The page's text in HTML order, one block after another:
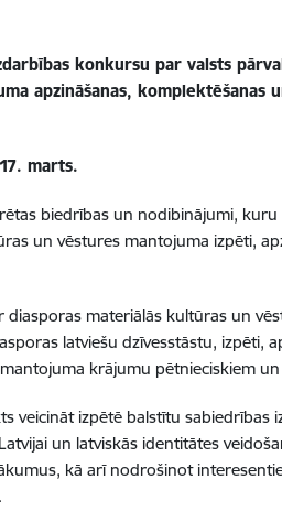
konkursupar valsts
apzināšanas, komplektēšanas
marts.
biedrības un nodibinājumi,
un vēstures mantojuma izpēti,
diasporas materiālās kultūras un
latviešu dzīvesstāstu, izpēti,
krājumu pētnieciskiem
veicināt izpētē balstītu
un latviskās identitātes
kā arī nodrošinot